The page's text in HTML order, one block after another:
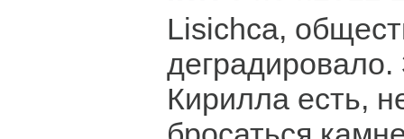
Lisichca,
деградировало.
Кирилла есть,